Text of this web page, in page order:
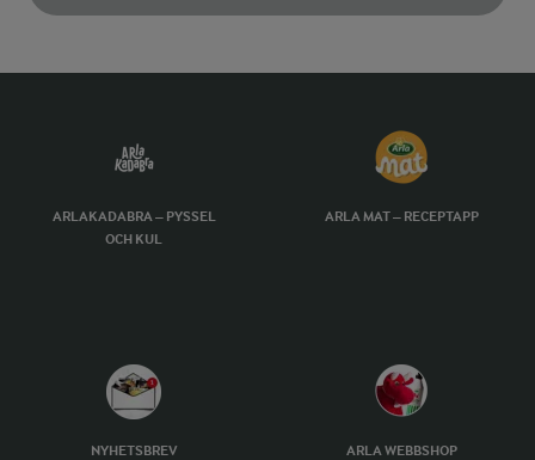
ARLAKADABRA – PYSSEL
OCH KUL
ARLA MAT – RECEPTAPP
NYHETSBREV ARLA WEBBSHOP